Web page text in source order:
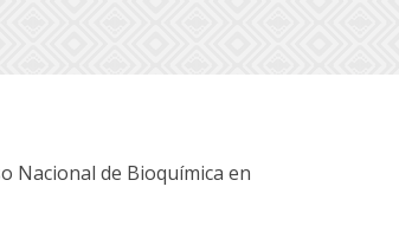
Nacional de Bioquímica en